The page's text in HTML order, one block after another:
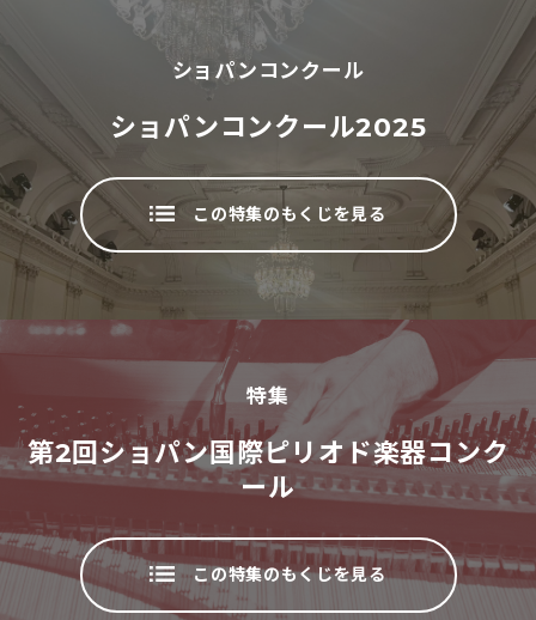
ショパンコンクール
ショパンコンクール2025
この特集のもくじを見る
特集
第2回ショパン国際ピリオド楽器コンク
ール
この特集のもくじを見る